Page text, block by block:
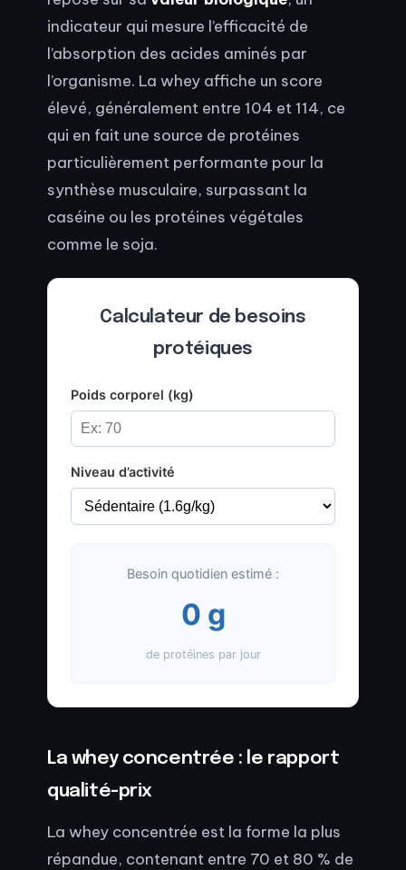
indicateur qui mesure l’efficacité de
l’absorption des acides aminés par
l’organisme. La whey affiche un score
élevé, généralement entre 104 et 114, ce
qui en fait une source de protéines
particulièrement performante pour la
synthèse musculaire, surpassant la
caséine ou les protéines végétales
comme le soja.
Calculateur de besoins
protéiques
Poids corporel (kg)
Niveau d’activité
Besoin quotidien estimé :
0 g
de protéines par jour
La whey concentrée : le rapport
qualité-prix
La whey concentrée est la forme la plus
répandue, contenant entre 70 et 80 % de